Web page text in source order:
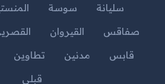
سليانة
سوسة
صفاقس
القيروان
قابس
مدنين تطاوين
قبلي